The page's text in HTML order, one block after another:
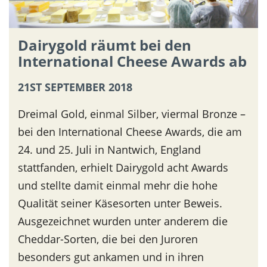
Dairygold räumt bei den
International Cheese Awards ab
21ST SEPTEMBER 2018
Dreimal Gold, einmal Silber, viermal Bronze –
bei den International Cheese Awards, die am
24. und 25. Juli in Nantwich, England
stattfanden, erhielt Dairygold acht Awards
und stellte damit einmal mehr die hohe
Qualität seiner Käsesorten unter Beweis.
Ausgezeichnet wurden unter anderem die
Cheddar-Sorten, die bei den Juroren
besonders gut ankamen und in ihren